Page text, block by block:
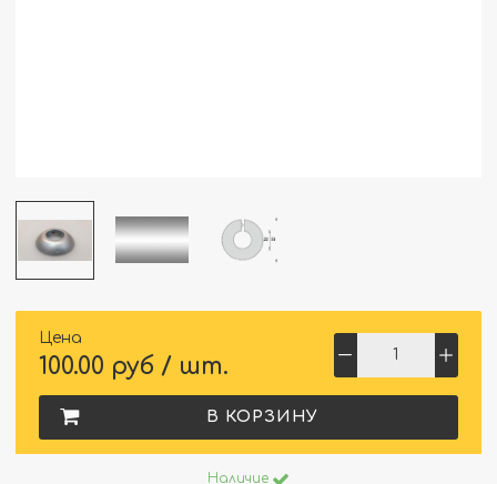
Цена
100.00 руб / шт.
В КОРЗИНУ
Наличие